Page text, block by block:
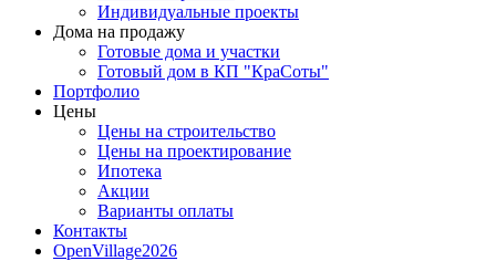
Индивидуальные проекты
Дома на продажу
Готовые дома и участки
Готовый дом в КП "КраСоты"
Портфолио
Цены
Цены на строительство
Цены на проектирование
Ипотека
Акции
Варианты оплаты
Контакты
OpenVillage2026